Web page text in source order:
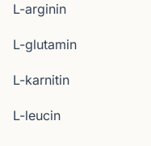
L-arginin
L-glutamin
L-karnitin
L-leucin